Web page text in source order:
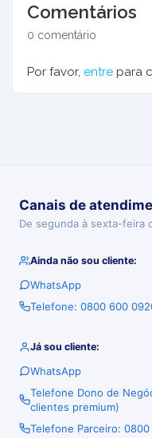
Comentários
0 comentário
Por favor, entre para
Canais de
De segunda à sexta-feira
Ainda não sou cliente:
WhatsApp
Telefone: 0800 600
Já sou cliente:
WhatsApp
Telefone Dono de
clientes premium)
Telefone Parceiro: 0800